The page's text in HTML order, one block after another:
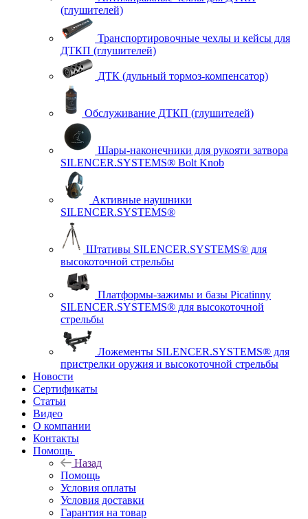
(глушителей)
Транспортировочные чехлы и кейсы для
ДТКП (глушителей)
ДТК (дульный тормоз-компенсатор)
Обслуживание ДТКП (глушителей)
Шары-наконечники для рукояти затвора
SILENCER.SYSTEMS® Bolt Knob
Активные наушники
SILENCER.SYSTEMS®
Штативы SILENCER.SYSTEMS® для
высокоточной стрельбы
Платформы-зажимы и базы Picatinny
SILENCER.SYSTEMS® для высокоточной
стрельбы
Ложементы SILENCER.SYSTEMS® для
пристрелки оружия и высокоточной стрельбы
Новости
Сертификаты
Статьи
Видео
О компании
Контакты
Помощь
Назад
Помощь
Условия оплаты
Условия доставки
Гарантия на товар